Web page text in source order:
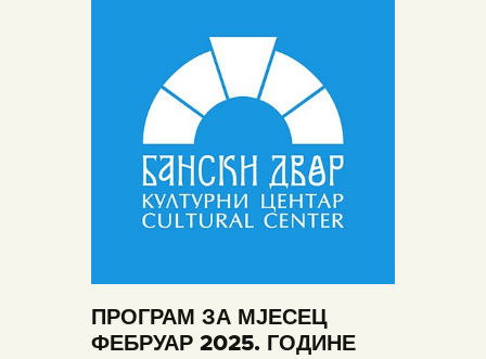
ПРОГРАМ ЗА МЈЕСЕЦ
ФЕБРУАР 2025. ГОДИНЕ